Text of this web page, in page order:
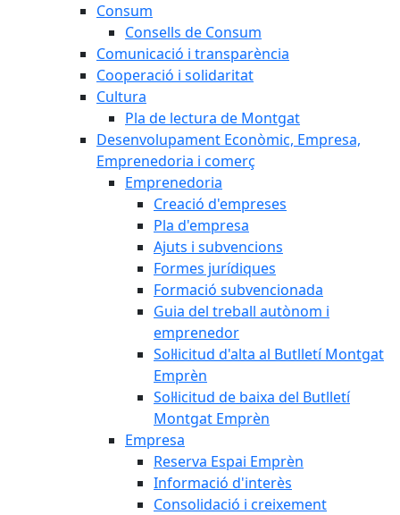
Consum
Consells de Consum
Comunicació i transparència
Cooperació i solidaritat
Cultura
Pla de lectura de Montgat
Desenvolupament Econòmic, Empresa,
Emprenedoria i comerç
Emprenedoria
Creació d'empreses
Pla d'empresa
Ajuts i subvencions
Formes jurídiques
Formació subvencionada
Guia del treball autònom i
emprenedor
Sol·licitud d'alta al Butlletí Montgat
Emprèn
Sol·licitud de baixa del Butlletí
Montgat Emprèn
Empresa
Reserva Espai Emprèn
Informació d'interès
Consolidació i creixement